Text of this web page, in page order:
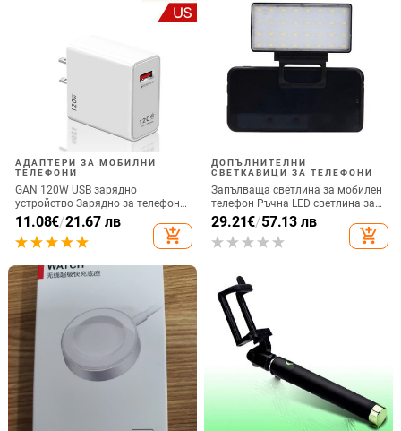
АДАПТЕРИ ЗА МОБИЛНИ
ТЕЛЕФОНИ
GAN 120W USB зарядно
устройство Зарядно за телефон
QC 5.0 4.0 3.0 Адаптер за бързо
зареждане за iPhone 14 13 12
Samsung Huawei realme usb
11.08€/21.67 лв
add_shopping_cart
ДОПЪЛНИТЕЛНИ
СВЕТКАВИЦИ ЗА ТЕЛЕФОНИ
Запълваща светлина за мобилен
телефон Ръчна LED светлина за
селфи излъчване на живо
Компютърна запълваща
светлина Видеоконференция
29.21€/57.13 лв
add_shopping_cart